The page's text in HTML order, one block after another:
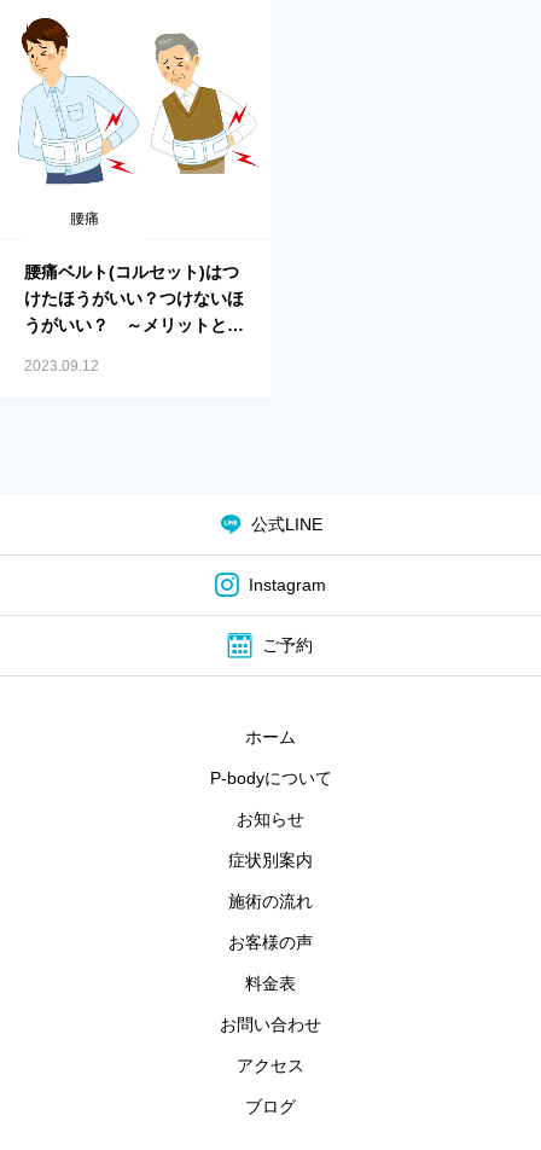
腰痛
腰痛ベルト(コルセット)はつ
けたほうがいい？つけないほ
うがいい？ ～メリットとデ
2023.09.12
公式LINE
Instagram
ご予約
ホーム
P-bodyについて
お知らせ
症状別案内
施術の流れ
お客様の声
料金表
お問い合わせ
アクセス
ブログ